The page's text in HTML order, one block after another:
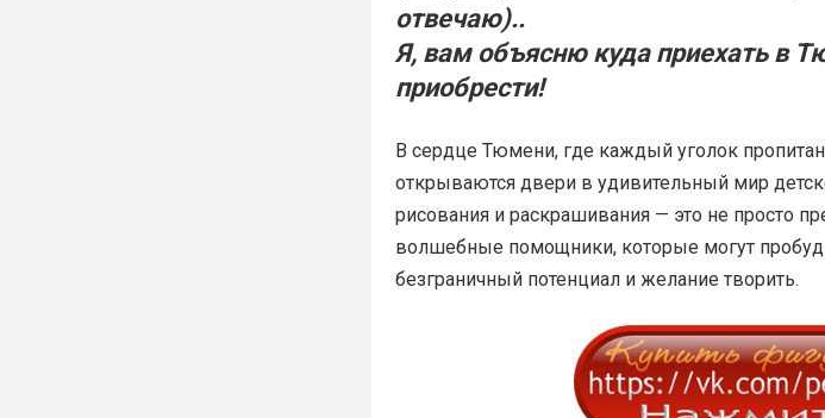
отвечаю)..
Я, вам объясню куда приехать в
приобрести!
В сердце Тюмени, где каждый уголок
открываются двери в удивительный мир
рисования и раскрашивания — это не просто
волшебные помощники, которые могут
безграничный потенциал и желание творить.